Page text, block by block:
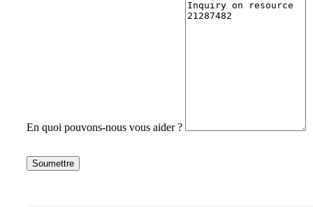
En quoi pouvons-nous vous aider ?
Soumettre